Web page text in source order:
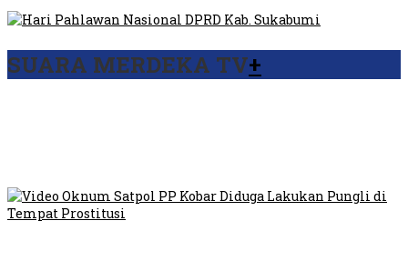
SUARA MERDEKA TV+